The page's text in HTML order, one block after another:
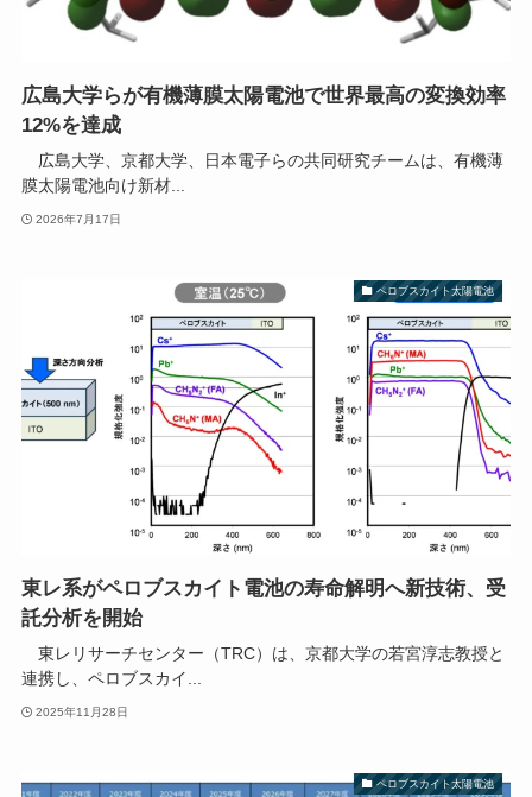
広島大学らが有機薄膜太陽電池で世界最高の変換効率
12%を達成
広島大学、京都大学、日本電子らの共同研究チームは、有機薄
膜太陽電池向け新材...
2026年7月17日
ペロブスカイト太陽電池
東レ系がペロブスカイト電池の寿命解明へ新技術、受
託分析を開始
東レリサーチセンター（TRC）は、京都大学の若宮淳志教授と
連携し、ペロブスカイ...
2025年11月28日
ペロブスカイト太陽電池